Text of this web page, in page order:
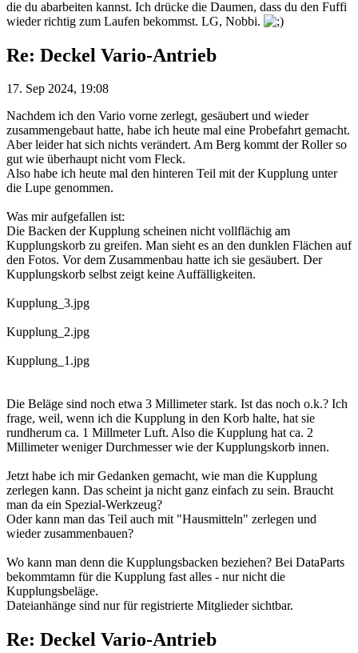
die du abarbeiten kannst. Ich drücke die Daumen, dass du den Fuffi
wieder richtig zum Laufen bekommst. LG, Nobbi.
Re: Deckel Vario-Antrieb
17. Sep 2024, 19:08
Nachdem ich den Vario vorne zerlegt, gesäubert und wieder
zusammengebaut hatte, habe ich heute mal eine Probefahrt gemacht.
Aber leider hat sich nichts verändert. Am Berg kommt der Roller so
gut wie überhaupt nicht vom Fleck.
Also habe ich heute mal den hinteren Teil mit der Kupplung unter
die Lupe genommen.
Was mir aufgefallen ist:
Die Backen der Kupplung scheinen nicht vollflächig am
Kupplungskorb zu greifen. Man sieht es an den dunklen Flächen auf
den Fotos. Vor dem Zusammenbau hatte ich sie gesäubert. Der
Kupplungskorb selbst zeigt keine Auffälligkeiten.
Kupplung_3.jpg
Kupplung_2.jpg
Kupplung_1.jpg
Die Beläge sind noch etwa 3 Millimeter stark. Ist das noch o.k.? Ich
frage, weil, wenn ich die Kupplung in den Korb halte, hat sie
rundherum ca. 1 Millmeter Luft. Also die Kupplung hat ca. 2
Millimeter weniger Durchmesser wie der Kupplungskorb innen.
Jetzt habe ich mir Gedanken gemacht, wie man die Kupplung
zerlegen kann. Das scheint ja nicht ganz einfach zu sein. Braucht
man da ein Spezial-Werkzeug?
Oder kann man das Teil auch mit "Hausmitteln" zerlegen und
wieder zusammenbauen?
Wo kann man denn die Kupplungsbacken beziehen? Bei DataParts
bekommtamn für die Kupplung fast alles - nur nicht die
Kupplungsbeläge.
Dateianhänge sind nur für registrierte Mitglieder sichtbar.
Re: Deckel Vario-Antrieb